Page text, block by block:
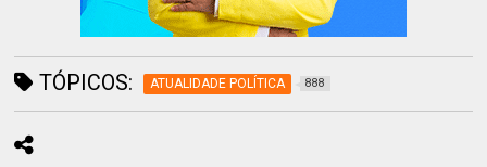
TÓPICOS: ATUALIDADE POLÍTICA 888